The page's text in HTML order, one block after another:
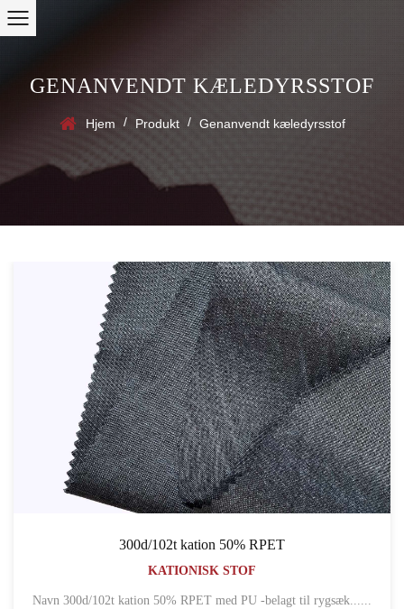
GENANVENDT KÆLEDYRSSTOF
Hjem / Produkt / Genanvendt kæledyrsstof
300d/102t kation 50% RPET
KATIONISK STOF
Navn 300d/102t kation 50% RPET med PU -belagt til rygsæk......